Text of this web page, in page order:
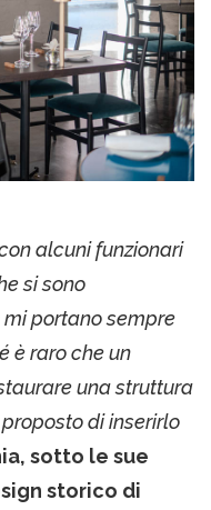
alcuni funzionari
si sono
portano sempre
è raro che un
una struttura
di inserirlo
sotto le sue
storico di